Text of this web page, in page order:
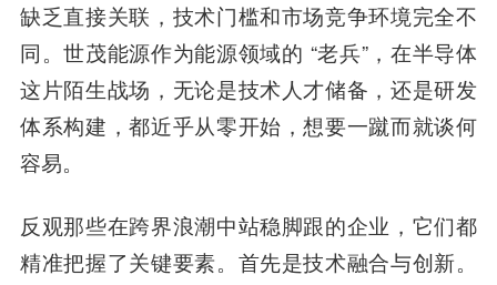
缺乏直接关联，技术门槛和市场竞争环境完全不
同。世茂能源作为能源领域的 “老兵”，在半导体
这片陌生战场，无论是技术人才储备，还是研发
体系构建，都近乎从零开始，想要一蹴而就谈何
容易。
反观那些在跨界浪潮中站稳脚跟的企业，它们都
精准把握了关键要素。首先是技术融合与创新。